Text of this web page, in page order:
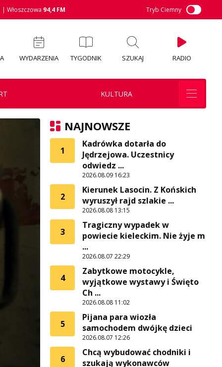
| Włoszczowa 94,4 FM Tryb Ciemny
WYDARZENIA TYGODNIK SZUKAJ RADIO
KULTURA
NAJNOWSZE
1
Kadrówka dotarła do
Jędrzejowa. Uczestnicy
odwiedz ...
2026.08.09 16:23
2
Kierunek Lasocin. Z Końskich
wyruszył rajd szlakie ...
2026.08.08 13:15
3
Tragiczny wypadek w
powiecie kieleckim. Nie żyje m
...
2026.08.07 22:29
4
Zabytkowe motocykle,
wyjątkowe wystawy i Święto
Ch ...
2026.08.08 11:02
5
Pijana para wiozła
samochodem dwójkę dzieci
2026.08.07 12:26
6
Chcą wybudować chodniki i
szukają wykonawców